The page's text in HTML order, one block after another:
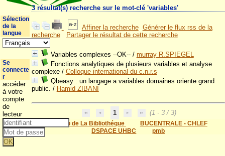
3 résultat(s) recherche sur le mot-clé 'variables'
Affiner la recherche Générer le flux rss de la
recherche
Partager le résultat de cette recherche
Variables complexes --OK--/ murray R.SPIEGEL
Fonctions analytiques de plusieurs variables et analyse
complexe/ Colloque international du c.n.r.s
Qbeasy : un langage a variables domaines oriente grand
public. / Hamid ZIBANI
1 (1 - 3 / 3)
Site Web de La Bibliothéque
BUCENTRALE - CHLEF
DSPACE UHBC
pmb
Sélection
de la
langue
Se
connecte
r
accéder
à votre
compte
de
lecteur